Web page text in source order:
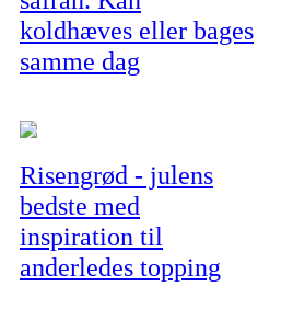
koldhæves eller bages
samme dag
Risengrød - julens
bedste med
inspiration til
anderledes topping